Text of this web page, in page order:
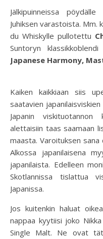
Jälkipuinneissa
Juhiksen varastoista. Mm.
du Whiskylle pullotettu
Suntoryn
Japanese Harmony,
Kaiken kaikkiaan siis
saatavien
Japanin viskituotannon
alettaisiin taas saamaan
maasta. Varoituksen sana
Alkossa japanilaisena
japanilaista. Edelleen
Skotlannissa tislattua
Japanissa.
Jos kuitenkin haluat
nappaa kyytiisi joko
Single Malt. Ne ovat